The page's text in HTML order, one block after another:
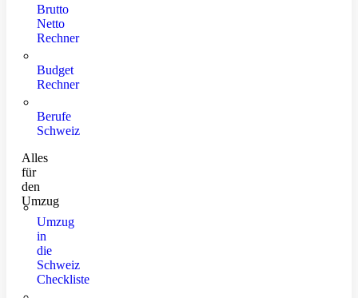
Brutto
Netto
Rechner
Budget
Rechner
Berufe
Schweiz
Alles
für
den
Umzug
Umzug
in
die
Schweiz
Checkliste